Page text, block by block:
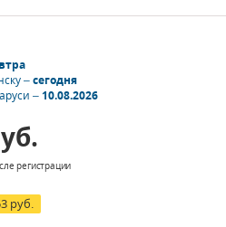
–сегодня
–10.08.2026
регистрации
руб.